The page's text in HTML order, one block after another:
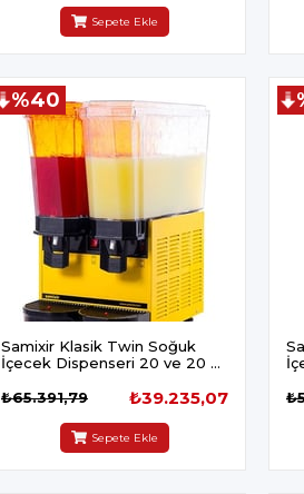
Sepete Ekle
Samixir Klasik Twin Soğuk
İçecek Dispenseri 20 ve 20 L
₺39.235,07
₺65.391,79
Sepete Ekle
%40